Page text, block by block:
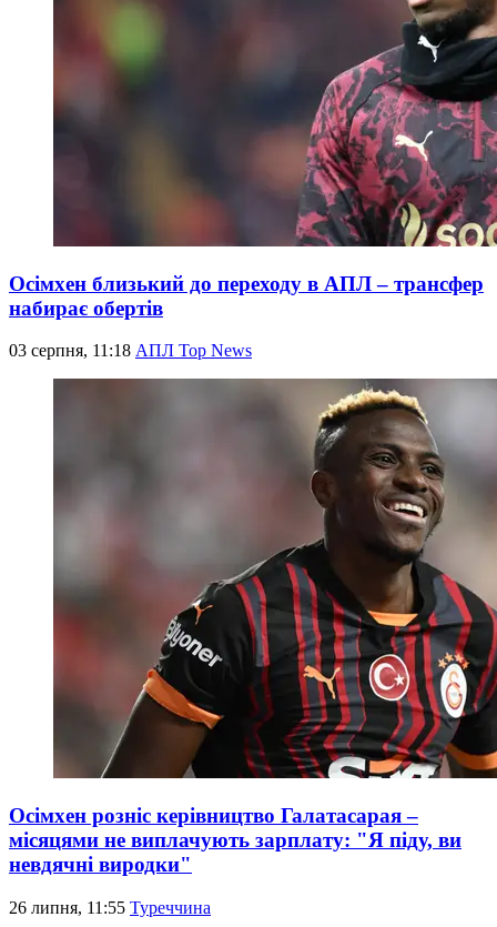
Осімхен близький до переходу в АПЛ – трансфер
набирає обертів
03 серпня, 11:18 АПЛ Top News
Осімхен розніс керівництво Галатасарая –
місяцями не виплачують зарплату: "Я піду, ви
невдячні виродки"
26 липня, 11:55 Туреччина